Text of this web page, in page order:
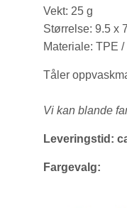
Vekt: 25 g
Størrelse: 9.5 x
Materiale: TPE /
Tåler
Vi kan blande
Leveringstid:
Fargevalg: